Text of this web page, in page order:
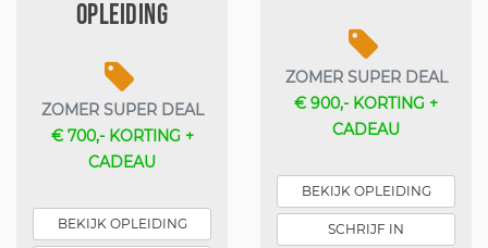
opleiding
ZOMER SUPER DEAL
€ 700,- KORTING +
CADEAU
BEKIJK OPLEIDING
ZOMER SUPER DEAL
€ 900,- KORTING +
CADEAU
BEKIJK OPLEIDING
SCHRIJF IN